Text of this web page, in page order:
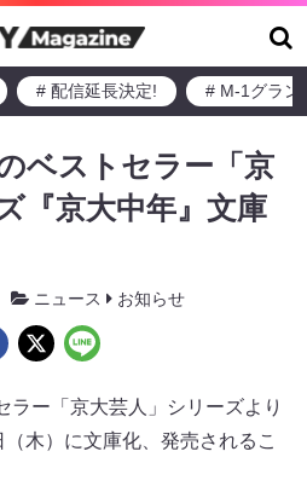
# 配信延長決定! # M-1グラン
ベストセラー「京
『京大中年』文庫
ニュース お知らせ
ラー「京大芸人」シリーズより
（木）に文庫化、発売されるこ